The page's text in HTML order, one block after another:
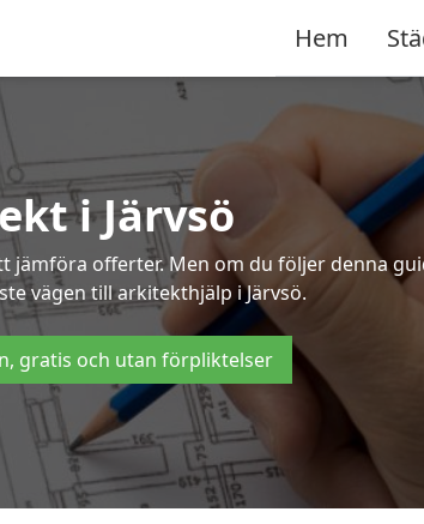
Hem
i Järvsö
offerter. Men om du följer denna
vägen till arkitekthjälp i Järvsö.
gratis och utan förpliktelser